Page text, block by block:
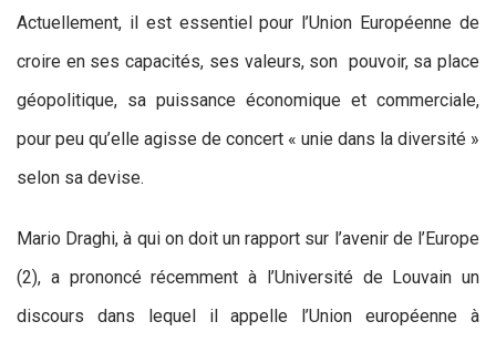
Actuellement, il est essentiel pour l’Union Européenne de
croire en ses capacités, ses valeurs, son pouvoir, sa place
géopolitique, sa puissance économique et commerciale,
pour peu qu’elle agisse de concert « unie dans la diversité »
selon sa devise.
Mario Draghi, à qui on doit un rapport sur l’avenir de l’Europe
(2), a prononcé récemment à l’Université de Louvain un
discours dans lequel il appelle l’Union européenne à